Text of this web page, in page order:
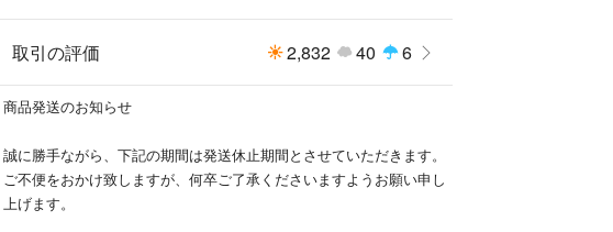
◆◆◆◆◆◆◆◆◆◆◆◆
-
【実寸サイズ】
縦7cm
横9.9cm
取引の評価 2,832 40 6
商品発送のお知らせ
誠に勝手ながら、下記の期間は発送休止期間とさせていただきます。
ご不便をおかけ致しますが、何卒ご了承くださいますようお願い申し
上げます。